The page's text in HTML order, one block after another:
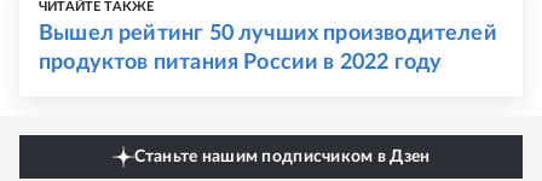
ЧИТАЙТЕ ТАКЖЕ
Вышел рейтинг 50 лучших производителей
продуктов питания России в 2022 году
Станьте нашим подписчиком в Дзен